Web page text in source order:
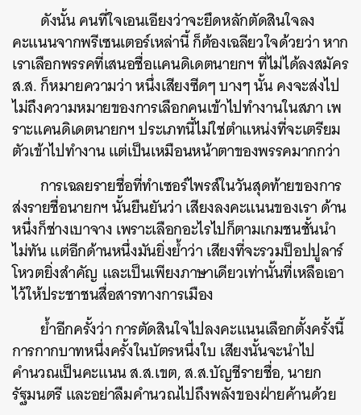
ดังนั้น คนที่ใจเอนเอียงว่าจะยึดหลักตัดสินใจลง
คะแนนจากพรีเซนเตอร์เหล่านี้ ก็ต้องเฉลียวใจด้วยว่า หาก
เราเลือกพรรคที่เสนอชื่อแคนดิเดตนายกฯ ที่ไม่ได้ลงสมัคร
ส.ส. ก็หมายความว่า หนึ่งเสียงซีดๆ บางๆ นั้น คงจะส่งไป
ไม่ถึงความหมายของการเลือกคนเข้าไปทำงานในสภา เพ
ราะแคนดิเดตนายกฯ ประเภทนี้ไม่ใช่ตำแหน่งที่จะเตรียม
ตัวเข้าไปทำงาน แต่เป็นเหมือนหน้าตาของพรรคมากกว่า
การเฉลยรายชื่อที่ทำเซอร์ไพรส์ในวันสุดท้ายของการ
ส่งรายชื่อนายกฯ นั้นยืนยันว่า เสียงลงคะแนนของเรา ด้าน
หนึ่งก็ช่างเบาจาง เพราะเลือกอะไรไปก็ตามเกมชนชั้นนำ
ไม่ทัน แต่อีกด้านหนึ่งมันยิ่งย้ำว่า เสียงที่จะรวมป็อปปูลาร์
โหวตยิ่งสำคัญ และเป็นเพียงภาษาเดียวเท่านั้นที่เหลือเอา
ไว้ให้ประชาชนสื่อสารทางการเมือง
ย้ำอีกครั้งว่า การตัดสินใจไปลงคะแนนเลือกตั้งครั้งนี้
การกากบาทหนึ่งครั้งในบัตรหนึ่งใบ เสียงนั้นจะนำไป
คำนวณเป็นคะแนน ส.ส.เขต, ส.ส.บัญชีรายชื่อ, นายก
รัฐมนตรี และอย่าลืมคำนวณไปถึงพลังของฝ่ายค้านด้วย